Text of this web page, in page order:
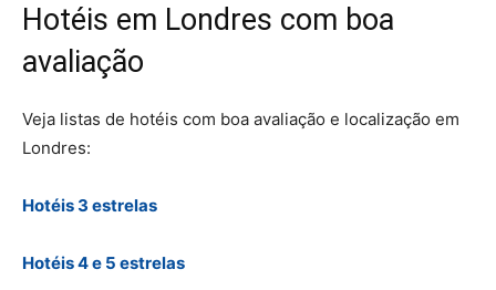
Hotéis em Londres com boa
avaliação
Veja listas de hotéis com boa avaliação e localização em
Londres:
Hotéis 3 estrelas
Hotéis 4 e 5 estrelas